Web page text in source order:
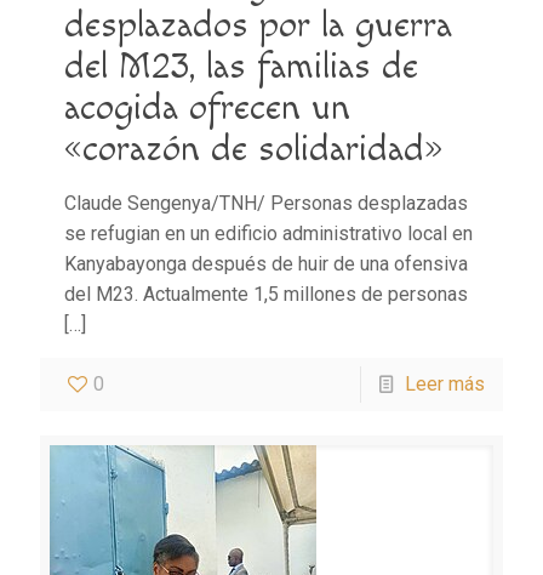
desplazados por la guerra
del M23, las familias de
acogida ofrecen un
«corazón de solidaridad»
Claude Sengenya/TNH/ Personas desplazadas
se refugian en un edificio administrativo local en
Kanyabayonga después de huir de una ofensiva
del M23. Actualmente 1,5 millones de personas
[…]
0 Leer más